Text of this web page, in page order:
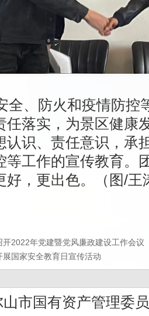
全、防火和疫情防控
任落实，为景区健康
认识、责任意识，承
等工作的宣传教育。
好，更出色。（图/王
开2022年党建暨党风廉政建设工作会议
展国家安全教育日宣传活动
市国有资产管理委